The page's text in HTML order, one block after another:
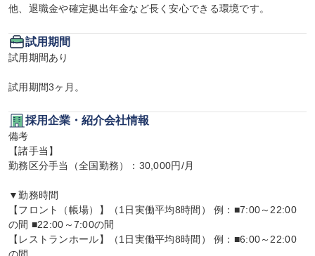
他、退職金や確定拠出年金など長く安心できる環境です。
試用期間
試用期間あり
試用期間3ヶ月。
採用企業・紹介会社情報
備考
【諸手当】
勤務区分手当（全国勤務）：30,000円/月
▼勤務時間
【フロント（帳場）】（1日実働平均8時間） 例：■7:00～22:00
の間 ■22:00～7:00の間
【レストランホール】（1日実働平均8時間） 例：■6:00～22:00